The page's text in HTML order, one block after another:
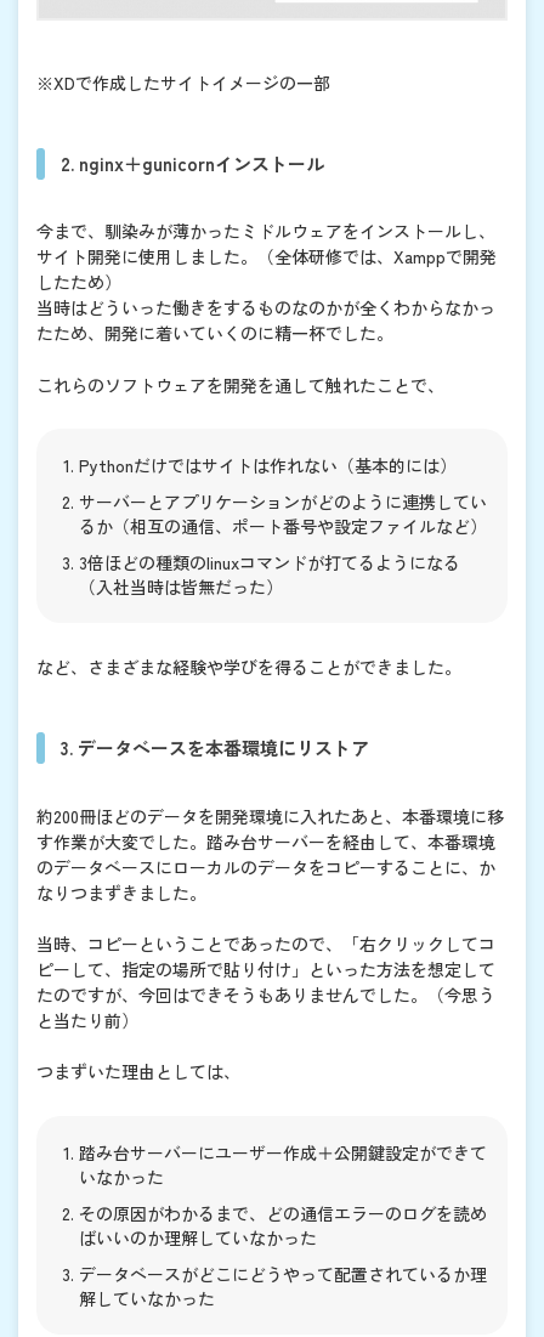
※XDで作成したサイトイメージの一部
2. nginx＋gunicornインストール
今まで、馴染みが薄かったミドルウェアをインストールし、
サイト開発に使用しました。（全体研修では、Xamppで開発
したため）
当時はどういった働きをするものなのかが全くわからなかっ
たため、開発に着いていくのに精一杯でした。
これらのソフトウェアを開発を通して触れたことで、
Pythonだけではサイトは作れない（基本的には）
サーバーとアプリケーションがどのように連携してい
るか（相互の通信、ポート番号や設定ファイルなど）
3倍ほどの種類のlinuxコマンドが打てるようになる
（入社当時は皆無だった）
など、さまざまな経験や学びを得ることができました。
3. データベースを本番環境にリストア
約200冊ほどのデータを開発環境に入れたあと、本番環境に移
す作業が大変でした。踏み台サーバーを経由して、本番環境
のデータベースにローカルのデータをコピーすることに、か
なりつまずきました。
当時、コピーということであったので、「右クリックしてコ
ピーして、指定の場所で貼り付け」といった方法を想定して
たのですが、今回はできそうもありませんでした。（今思う
と当たり前）
つまずいた理由としては、
踏み台サーバーにユーザー作成＋公開鍵設定ができて
いなかった
その原因がわかるまで、どの通信エラーのログを読め
ばいいのか理解していなかった
データベースがどこにどうやって配置されているか理
解していなかった